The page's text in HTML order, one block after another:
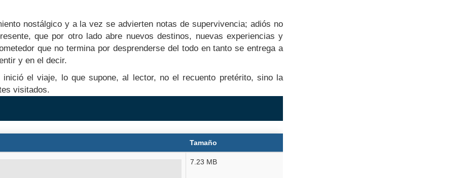
nostálgico y a la vez se advierten notas de supervivencia; adiós no
que por otro lado abre nuevos destinos, nuevas experiencias y
que no termina por desprenderse del todo en tanto se entrega a
y en el decir.
el viaje, lo que supone, al lector, no el recuento pretérito, sino la
visitados.
Tamaño
7.23 MB